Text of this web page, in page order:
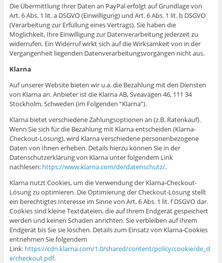
Die Übermittlung Ihrer Daten an PayPal erfolgt auf Grundlage von
Art. 6 Abs. 1 lit. a DSGVO (Einwilligung) und Art. 6 Abs. 1 lit. b DSGVO
(Verarbeitung zur Erfüllung eines Vertrags). Sie haben die
Möglichkeit, Ihre Einwilligung zur Datenverarbeitung jederzeit zu
widerrufen. Ein Widerruf wirkt sich auf die Wirksamkeit von in der
Vergangenheit liegenden Datenverarbeitungsvorgängen nicht aus.
Klarna
Auf unserer Website bieten wir u.a. die Bezahlung mit den Diensten
von Klarna an. Anbieter ist die Klarna AB, Sveavägen 46, 111 34
Stockholm, Schweden (im Folgenden “Klarna”).
Klarna bietet verschiedene Zahlungsoptionen an (z.B. Ratenkauf).
Wenn Sie sich für die Bezahlung mit Klarna entscheiden (Klarna-
Checkout-Lösung), wird Klarna verschiedene personenbezogene
Daten von Ihnen erheben. Details hierzu können Sie in der
Datenschutzerklärung von Klarna unter folgendem Link
nachlesen: https://www.klarna.com/de/datenschutz/.
Klarna nutzt Cookies, um die Verwendung der Klarna-Checkout-
Lösung zu optimieren. Die Optimierung der Checkout-Lösung stellt
ein berechtigtes Interesse im Sinne von Art. 6 Abs. 1 lit. f DSGVO dar.
Cookies sind kleine Textdateien, die auf Ihrem Endgerät gespeichert
werden und keinen Schaden anrichten. Sie verbleiben auf Ihrem
Endgerät bis Sie sie löschen. Details zum Einsatz von Klarna-Cookies
entnehmen Sie folgendem
Link: https://cdn.klarna.com/1.0/shared/content/policy/cookie/de_d
e/checkout.pdf.